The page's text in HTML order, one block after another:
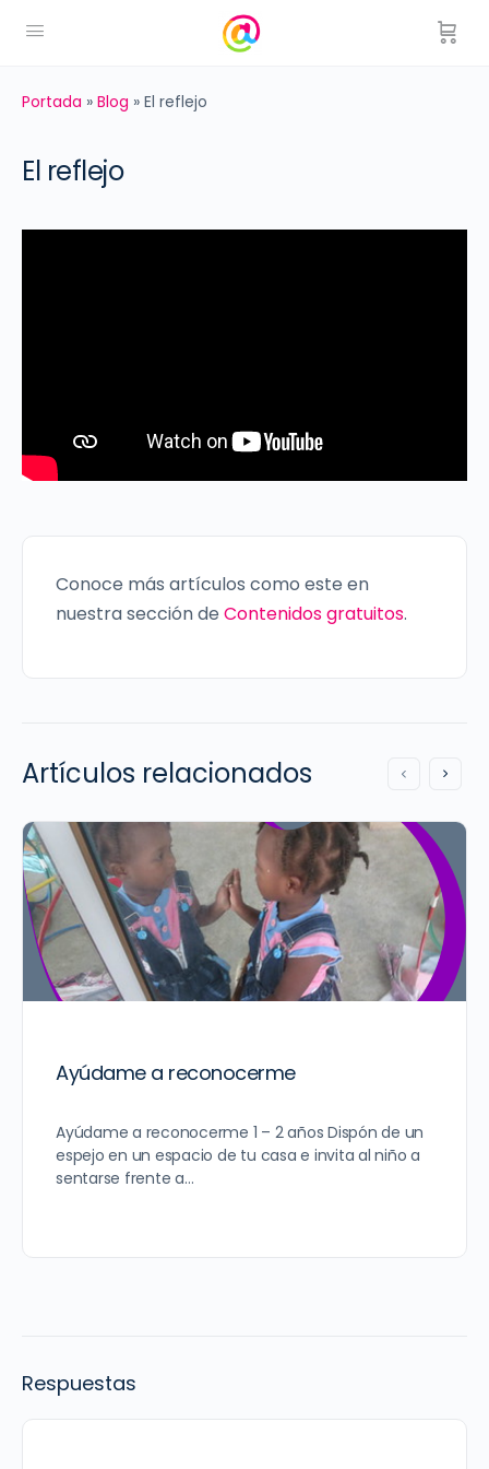
Portada » Blog » El reflejo
El reflejo
Conoce más artículos como este en
nuestra sección de Contenidos gratuitos.
Artículos relacionados
Ayúdame a reconocerme
Ayúdame a reconocerme 1 – 2 años Dispón de un
espejo en un espacio de tu casa e invita al niño a
sentarse frente a…
Respuestas